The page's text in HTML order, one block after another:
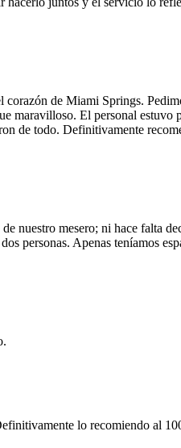
de Miami Springs.
maravilloso. El personal estuvo
de todo. Definitivamente
nuestro mesero; ni hace falta
personas. Apenas teníamos
lo recomiendo al